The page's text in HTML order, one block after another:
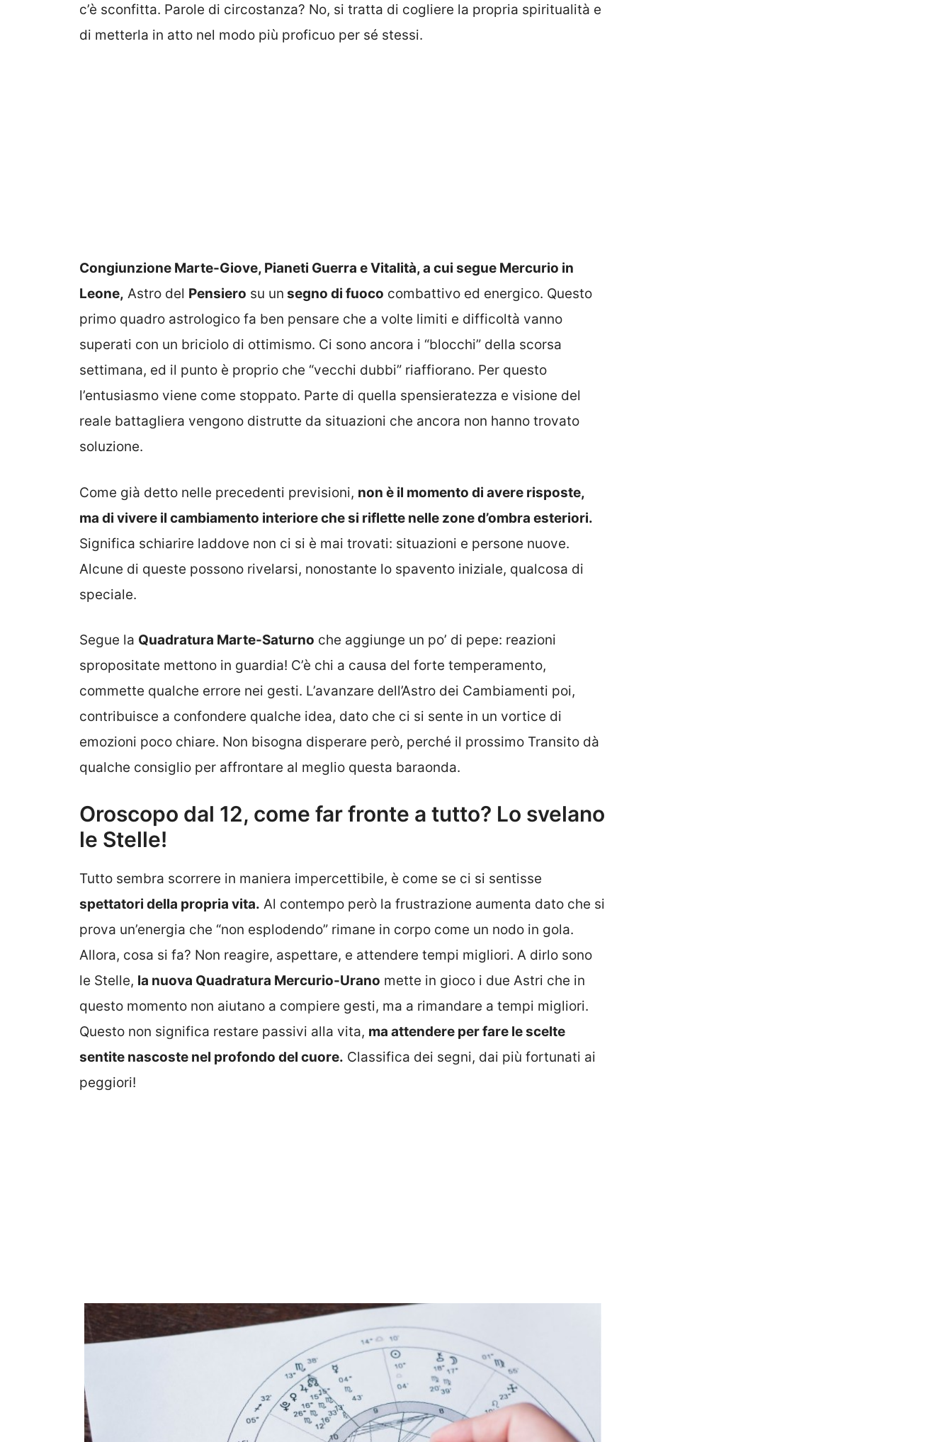
c’è sconfitta. Parole di circostanza? No, si tratta di cogliere la propria spiritualità e
di metterla in atto nel modo più proficuo per sé stessi.
Congiunzione Marte-Giove, Pianeti Guerra e Vitalità, a cui segue Mercurio in
Leone, Astro del Pensiero su un segno di fuoco combattivo ed energico. Questo
primo quadro astrologico fa ben pensare che a volte limiti e difficoltà vanno
superati con un briciolo di ottimismo. Ci sono ancora i “blocchi” della scorsa
settimana, ed il punto è proprio che “vecchi dubbi” riaffiorano. Per questo
l’entusiasmo viene come stoppato. Parte di quella spensieratezza e visione del
reale battagliera vengono distrutte da situazioni che ancora non hanno trovato
soluzione.
Come già detto nelle precedenti previsioni, non è il momento di avere risposte,
ma di vivere il cambiamento interiore che si riflette nelle zone d’ombra esteriori.
Significa schiarire laddove non ci si è mai trovati: situazioni e persone nuove.
Alcune di queste possono rivelarsi, nonostante lo spavento iniziale, qualcosa di
speciale.
Segue la Quadratura Marte-Saturno che aggiunge un po’ di pepe: reazioni
spropositate mettono in guardia! C’è chi a causa del forte temperamento,
commette qualche errore nei gesti. L’avanzare dell’Astro dei Cambiamenti poi,
contribuisce a confondere qualche idea, dato che ci si sente in un vortice di
emozioni poco chiare. Non bisogna disperare però, perché il prossimo Transito dà
qualche consiglio per affrontare al meglio questa baraonda.
Oroscopo dal 12, come far fronte a tutto? Lo svelano
le Stelle!
Tutto sembra scorrere in maniera impercettibile, è come se ci si sentisse
spettatori della propria vita. Al contempo però la frustrazione aumenta dato che si
prova un’energia che “non esplodendo” rimane in corpo come un nodo in gola.
Allora, cosa si fa? Non reagire, aspettare, e attendere tempi migliori. A dirlo sono
le Stelle, la nuova Quadratura Mercurio-Urano mette in gioco i due Astri che in
questo momento non aiutano a compiere gesti, ma a rimandare a tempi migliori.
Questo non significa restare passivi alla vita, ma attendere per fare le scelte
sentite nascoste nel profondo del cuore. Classifica dei segni, dai più fortunati ai
peggiori!